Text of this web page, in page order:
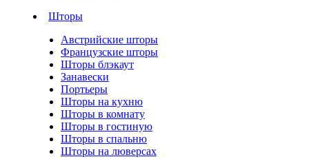
Шторы
Австрийские шторы
Французские шторы
Шторы блэкаут
Занавески
Портьеры
Шторы на кухню
Шторы в комнату
Шторы в гостиную
Шторы в спальню
Шторы на люверсах